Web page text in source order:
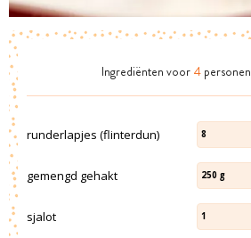
Ingrediënten voor 4 personen
runderlapjes (flinterdun) 8
gemengd gehakt 250 g
sjalot 1